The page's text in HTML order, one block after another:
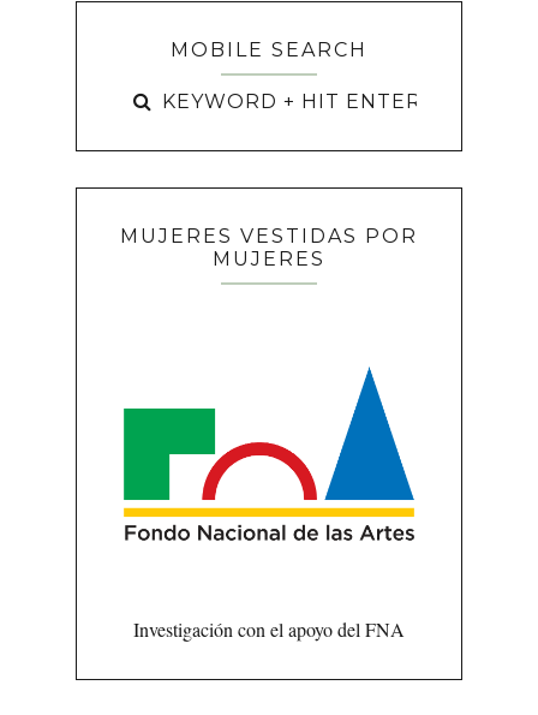
MOBILE SEARCH
MUJERES VESTIDAS POR
MUJERES
Investigación con el apoyo del FNA